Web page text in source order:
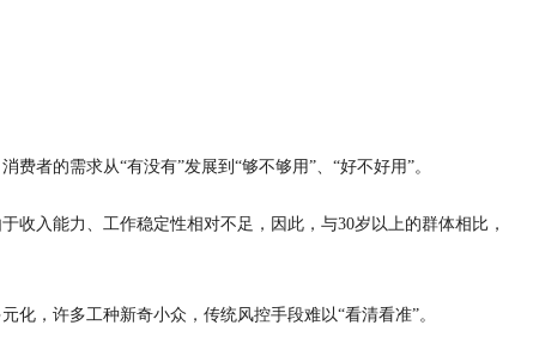
者的需求从“有没有”发展到“够不够用”、“好不好用”。
收入能力、工作稳定性相对不足，因此，与30岁以上的群体相比，
，许多工种新奇小众，传统风控手段难以“看清看准”。